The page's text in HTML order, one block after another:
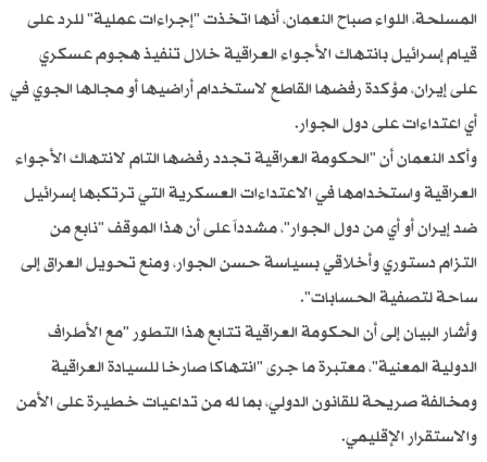
المسلحة، اللواء صباح النعمان، أنها اتخذت "إجراءات عملية" للرد على
قيام إسرائيل بانتهاك الأجواء العراقية خلال تنفيذ هجوم عسكري
على إيران، مؤكدة رفضها القاطع لاستخدام أراضيها أو مجالها الجوي في
أي اعتداءات على دول الجوار.
وأكد النعمان أن "الحكومة العراقية تجدد رفضها التام لانتهاك الأجواء
العراقية واستخدامها في الاعتداءات العسكرية التي ترتكبها إسرائيل
ضد إيران أو أي من دول الجوار"، مشدداً على أن هذا الموقف "نابع من
التزام دستوري وأخلاقي بسياسة حسن الجوار، ومنع تحويل العراق إلى
ساحة لتصفية الحسابات".
وأشار البيان إلى أن الحكومة العراقية تتابع هذا التطور "مع الأطراف
الدولية المعنية"، معتبرة ما جرى "انتهاكا صارخا للسيادة العراقية
ومخالفة صريحة للقانون الدولي، بما له من تداعيات خطيرة على الأمن
والاستقرار الإقليمي.